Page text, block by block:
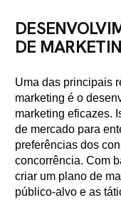
DE
Uma das principais
marketing é o
marketing eficazes.
de mercado para
preferências dos
concorrência. Com
criar um plano de
público-alvo e as